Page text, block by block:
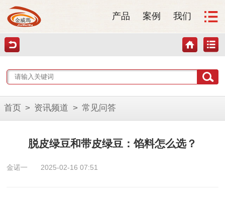
产品 案例 我们
首页 > 资讯频道 > 常见问答
脱皮绿豆和带皮绿豆：馅料怎么选？
金诺一 2025-02-16 07:51